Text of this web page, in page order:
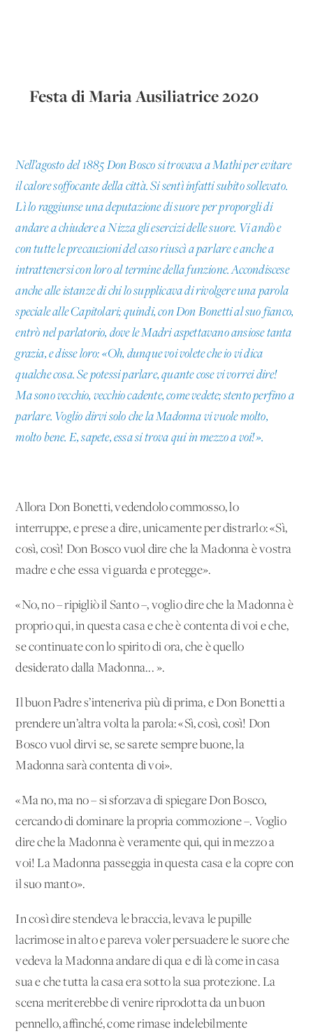
Festa di Maria Ausiliatrice 2020
Nell’agosto del 1885 Don Bosco si trovava a Mathi per evitare
il calore soffocante della città. Si sentì infatti subito sollevato.
Lì lo raggiunse una deputazione di suore per proporgli di
andare a chiudere a Nizza gli esercizi delle suore. Vi andò e
con tutte le precauzioni del caso riuscì a parlare e anche a
intrattenersi con loro al termine della funzione. Accondiscese
anche alle istanze di chi lo supplicava di rivolgere una parola
speciale alle Capitolari; quindi, con Don Bonetti al suo fianco,
entrò nel parlatorio, dove le Madri aspettavano ansiose tanta
grazia, e disse loro: «Oh, dunque voi volete che io vi dica
qualche cosa. Se potessi parlare, quante cose vi vorrei dire!
Ma sono vecchio, vecchio cadente, come vedete; stento perfino a
parlare. Voglio dirvi solo che la Madonna vi vuole molto,
molto bene. E, sapete, essa si trova qui in mezzo a voi!».
Allora Don Bonetti, vedendolo commosso, lo
interruppe, e prese a dire, unicamente per distrarlo: «Sì,
così, così! Don Bosco vuol dire che la Madonna è vostra
madre e che essa vi guarda e protegge».
«No, no – ripigliò il Santo –, voglio dire che la Madonna è
proprio qui, in questa casa e che è contenta di voi e che,
se continuate con lo spirito di ora, che è quello
desiderato dalla Madonna... ».
Il buon Padre s’inteneriva più di prima, e Don Bonetti a
prendere un’altra volta la parola: «Sì, così, così! Don
Bosco vuol dirvi se, se sarete sempre buone, la
Madonna sarà contenta di voi».
«Ma no, ma no – si sforzava di spiegare Don Bosco,
cercando di dominare la propria commozione –. Voglio
dire che la Madonna è veramente qui, qui in mezzo a
voi! La Madonna passeggia in questa casa e la copre con
il suo manto».
In così dire stendeva le braccia, levava le pupille
lacrimose in alto e pareva voler persuadere le suore che
vedeva la Madonna andare di qua e di là come in casa
sua e che tutta la casa era sotto la sua protezione. La
scena meriterebbe di venire riprodotta da un buon
pennello, affinché, come rimase indelebilmente